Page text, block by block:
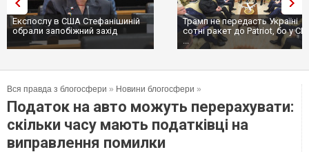
Експослу в США Стефанішиній
обрали запобіжний захід
Трамп не передасть Україні
сотні ракет до Patriot, бо у
...
Вся правда з блогосфери » Новини блогосфери »
Податок на авто можуть перерахувати:
скільки часу мають податківці на
виправлення помилки